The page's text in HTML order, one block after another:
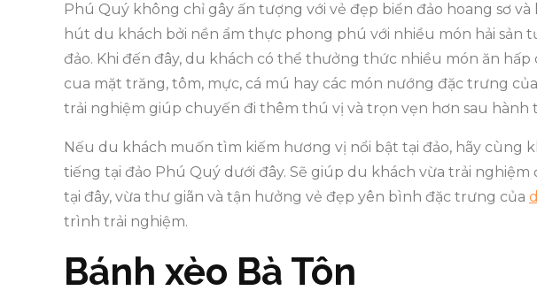
Phú Quý không chỉ gây ấn tượng với vẻ đẹp biển đảo hoang sơ
hút du khách bởi nền ẩm thực phong phú với nhiều món hải sản
đảo. Khi đến đây, du khách có thể thưởng thức nhiều món ăn
cua mặt trăng, tôm, mực, cá mú hay các món nướng đặc trưng
trải nghiệm giúp chuyến đi thêm thú vị và trọn vẹn hơn sau hành
Nếu du khách muốn tìm kiếm hương vị nổi bật tại đảo, hãy cùng
tiếng tại đảo Phú Quý dưới đây. Sẽ giúp du khách vừa trải
tại đây, vừa thư giãn và tận hưởng vẻ đẹp yên bình đặc trưng của
trình trải nghiệm.
Bánh xèo Bà Tôn